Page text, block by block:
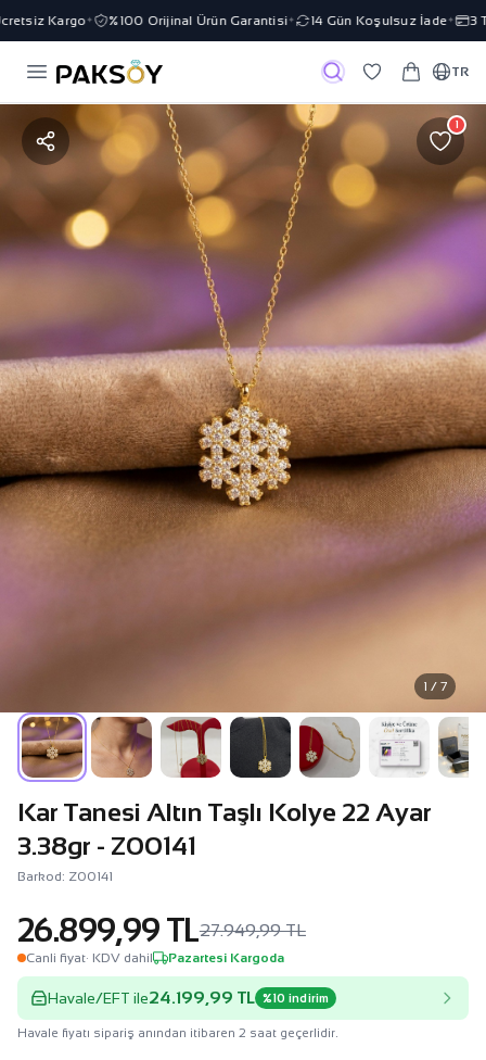
Kargo✦ %100 Orijinal Ürün Garantisi✦ 14 Gün Koşulsuz İade✦ 3
TR
1
1 / 7
Kar Tanesi Altın Taşlı Kolye 22 Ayar
3.38gr - Z00141
Barkod: Z00141
26.899,99 TL27.949,99 TL
Canli fiyat· KDV dahil Pazartesi Kargoda
Havale/EFT ile24.199,99 TL %10 indirim
Havale fiyatı sipariş anından itibaren 2 saat geçerlidir.